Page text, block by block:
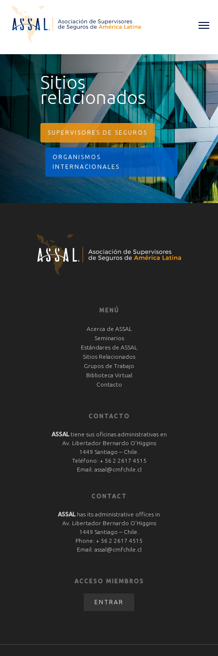
Sitios
relacionados
SUPERVISORES DE SEGUROS
ORGANISMOS
INTERNACIONALES
MENÚ
Acerca de ASSAL
Seminarios
Estándares de ASSAL
Sitios Relacionados
Grupos de Trabajo
Biblioteca Virtual
Contacto
CONTACTO
ASSALtiene sus oficinas administrativas en
Av. Libertador Bernardo O’Higgins
1449 Santiago – Chile.
Teléfono: + 56 2 2617 4515
Email: assal@cmfchile.cl
CONTACT
ASSALhas its administrative offices in
Av. Libertador Bernardo O’Higgins
1449 Santiago – Chile.
Phone: + 56 2 2617 4515
Email: assal@cmfchile.cl
ACCESO MIEMBROS
ENTRAR